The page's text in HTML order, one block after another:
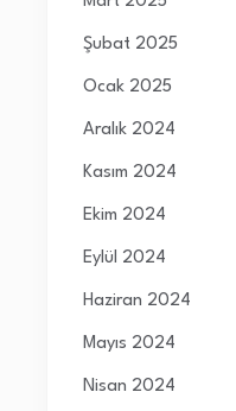
Şubat 2025
Ocak 2025
Aralık 2024
Kasım 2024
Ekim 2024
Eylül 2024
Haziran 2024
Mayıs 2024
Nisan 2024